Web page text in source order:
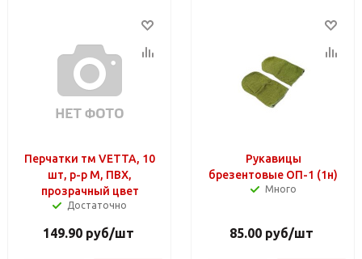
Перчатки тм VETTA, 10
шт, р-р M, ПВХ,
прозрачный цвет
Достаточно
149.90руб/шт
Рукавицы
брезентовые ОП-1 (1н)
Много
85.00 руб/шт